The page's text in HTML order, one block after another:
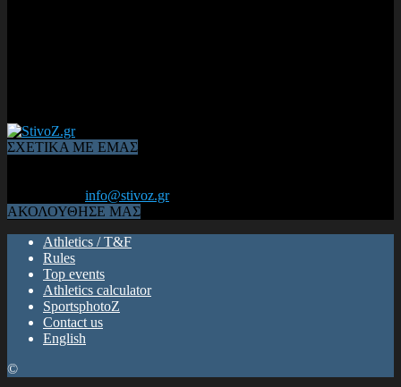
ΣΧΕΤΙΚΑ ΜΕ ΕΜΑΣ
info@stivoz.gr
ΑΚΟΛΟΥΘΗΣΕ ΜΑΣ
Athletics / T&F
Rules
Top events
Athletics calculator
SportsphotoZ
Contact us
English
©